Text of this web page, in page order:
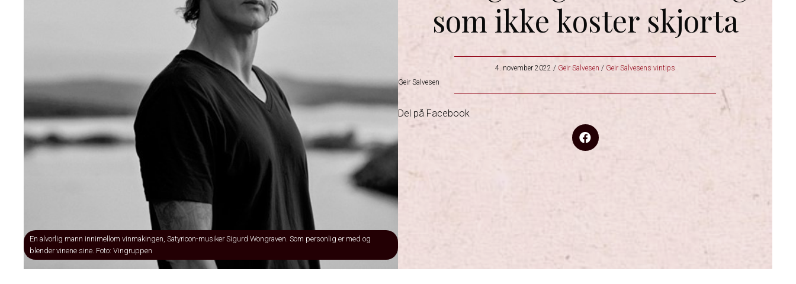
En alvorlig mann innimellom vinmakingen, Satyricon-musiker Sigurd Wongraven. Som personlig er med og
blender vinene sine. Foto: Vingruppen
som ikke koster skjorta
4. november 2022 / Geir Salvesen / Geir Salvesens vintips
Geir Salvesen
Del på Facebook